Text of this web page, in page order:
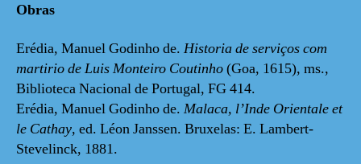
Obras
Erédia, Manuel Godinho de. Historia de serviços com
martirio de Luis Monteiro Coutinho(Goa, 1615), ms.,
Biblioteca Nacional de Portugal, FG 414.
Erédia, Manuel Godinho de. Malaca, l’Inde Orientale et
le Cathay, ed. Léon Janssen. Bruxelas: E. Lambert-
Stevelinck, 1881.